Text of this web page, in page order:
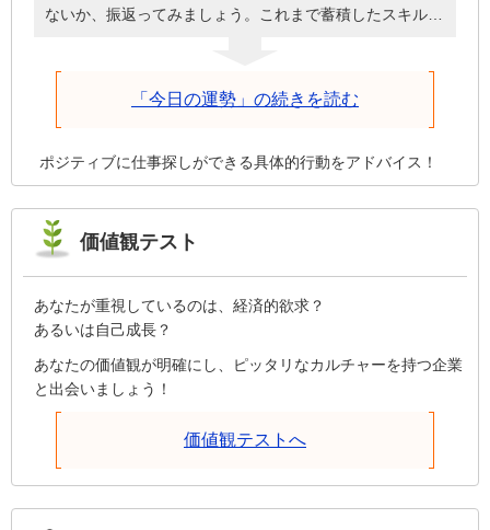
ないか、振返ってみましょう。これまで蓄積したスキルを
しそうです。あなた自身のセールスポイントは、やる気や
生き甲斐にちゃんとつながっていますか？本当の能力が開
が大切です。
「今日の運勢」の続きを読む
ポジティブに仕事探しができる具体的行動をアドバイス！
価値観テスト
あなたが重視しているのは、経済的欲求？
あるいは自己成長？
あなたの価値観が明確にし、ピッタリなカルチャーを持つ企業
と出会いましょう！
価値観テストへ